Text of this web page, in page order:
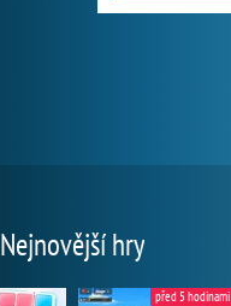
Nejnovější hry
před 5 hodinami